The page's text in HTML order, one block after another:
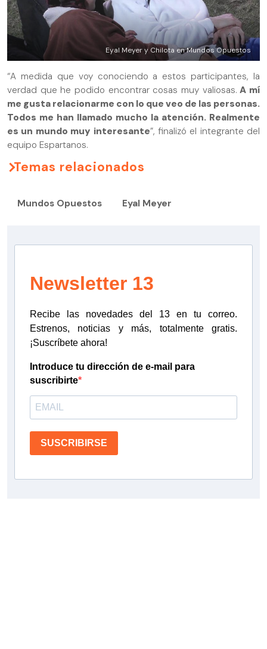
Eyal Meyer y Chilota en Mundos Opuestos
“A medida que voy conociendo a estos participantes, la
verdad que he podido encontrar cosas muy valiosas. A mí
me gusta relacionarme con lo que veo de las personas.
Todos me han llamado mucho la atención. Realmente
es un mundo muy interesante”, finalizó el integrante del
equipo Espartanos.
Temas relacionados
Mundos Opuestos Eyal Meyer
Newsletter 13
Recibe las novedades del 13 en tu correo.
Estrenos, noticias y más, totalmente gratis.
¡Suscríbete ahora!
Introduce tu dirección de e-mail para
suscribirte
SUSCRIBIRSE